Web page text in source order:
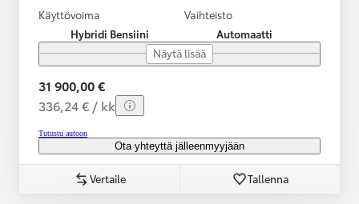
Käyttövoima
Hybridi Bensiini
Vaihteisto
Automaatti
Näytä lisää
31 900,00 €
336,24 € / kk
Tutustu autoon
Ota yhteyttä jälleenmyyjään
Vertaile Tallenna